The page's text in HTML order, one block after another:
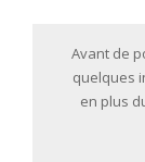
Avant de
quelques
en plus